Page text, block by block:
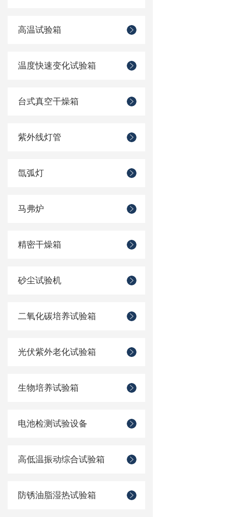
高温试验箱
温度快速变化试验箱
台式真空干燥箱
紫外线灯管
氙弧灯
马弗炉
精密干燥箱
砂尘试验机
二氧化碳培养试验箱
光伏紫外老化试验箱
生物培养试验箱
电池检测试验设备
高低温振动综合试验箱
防锈油脂湿热试验箱